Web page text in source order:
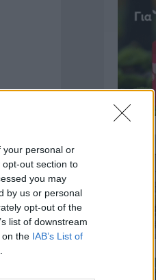
your personal or
out section to
you may
by us or personal
opt-out of the
list of downstream
on the IAB’s List of